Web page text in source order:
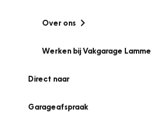
Over ons
Werken bij Vakgarage Lamme
Direct naar
Garageafspraak